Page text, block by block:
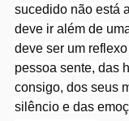
sucedido não está
deve ir além de
deve ser um
pessoa sente, das
consigo, dos seus
silêncio e das